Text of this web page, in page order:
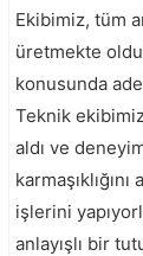
Ekibimiz, tüm
üretmekte
konusunda
Teknik
aldı ve
işlerini
anlayışlı bir